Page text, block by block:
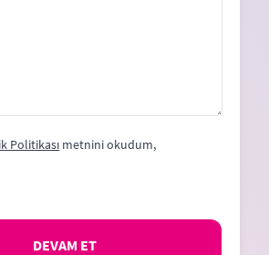
Politikası metnini okudum,
DEVAM ET